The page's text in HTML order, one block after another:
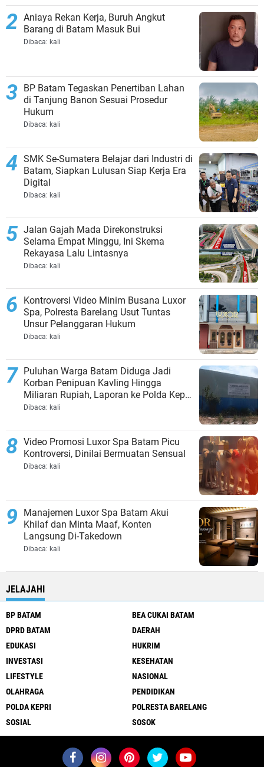
Aniaya Rekan Kerja, Buruh Angkut
Barang di Batam Masuk Bui
Dibaca: kali
BP Batam Tegaskan Penertiban Lahan
di Tanjung Banon Sesuai Prosedur
Hukum
Dibaca: kali
SMK Se-Sumatera Belajar dari Industri di
Batam, Siapkan Lulusan Siap Kerja Era
Digital
Dibaca: kali
Jalan Gajah Mada Direkonstruksi
Selama Empat Minggu, Ini Skema
Rekayasa Lalu Lintasnya
Dibaca: kali
Kontroversi Video Minim Busana Luxor
Spa, Polresta Barelang Usut Tuntas
Unsur Pelanggaran Hukum
Dibaca: kali
Puluhan Warga Batam Diduga Jadi
Korban Penipuan Kavling Hingga
Miliaran Rupiah, Laporan ke Polda Kepri
Jalan di Tempat?
Dibaca: kali
Video Promosi Luxor Spa Batam Picu
Kontroversi, Dinilai Bermuatan Sensual
Dibaca: kali
Manajemen Luxor Spa Batam Akui
Khilaf dan Minta Maaf, Konten
Langsung Di-Takedown
Dibaca: kali
JELAJAHI
BP BATAM
BEA CUKAI BATAM
DPRD BATAM
DAERAH
EDUKASI
HUKRIM
INVESTASI
KESEHATAN
LIFESTYLE
NASIONAL
OLAHRAGA
PENDIDIKAN
POLDA KEPRI
POLRESTA BARELANG
SOSIAL
SOSOK